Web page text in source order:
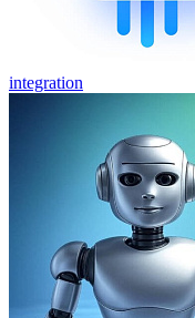
integration